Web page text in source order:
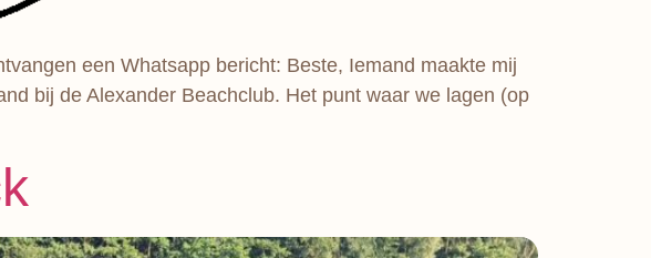
een Whatsapp bericht: Beste, Iemand maakte mij
bij de Alexander Beachclub. Het punt waar we lagen (op